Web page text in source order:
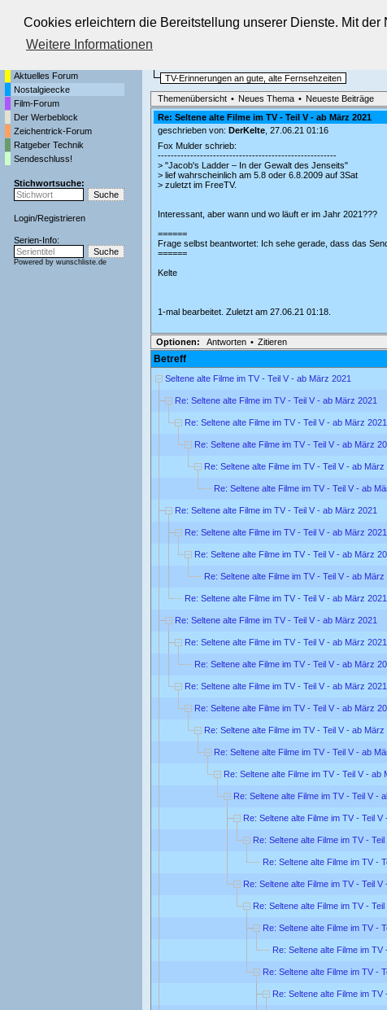
Cookies erleichtern die Bereitstellung unserer Dienste. Mit
Weitere Informationen
Die Fernseh-Diskussionsforen von
Aktuelles Forum
Nostalgieecke
Film-Forum
Der Werbeblock
Zeichentrick-Forum
Ratgeber Technik
Sendeschluss!
Stichwortsuche:
Login/Registrieren
Serien-Info:
Powered by wunschliste.de
TV-Erinnerungen an gute, alte Fernsehzeiten
Themenübersicht • Neues Thema • Neueste Beiträge
Re: Seltene alte Filme im TV - Teil V - ab März 2021
geschrieben von: DerKelte, 27.06.21 01:16
Fox Mulder schrieb:
-------------------------------------------------------
> "Jacob's Ladder – In der Gewalt des Jenseits"
> lief wahrscheinlich am 5.8 oder 6.8.2009 auf 3Sat
> zuletzt im FreeTV.
Interessant, aber wann und wo läuft er im Jahr 2021???
======
Frage selbst beantwortet: Ich sehe gerade, dass das
======
Kelte
1-mal bearbeitet. Zuletzt am 27.06.21 01:18.
Optionen: Antworten • Zitieren
Betreff
Seltene alte Filme im TV - Teil V - ab März 2021
Re: Seltene alte Filme im TV - Teil V - ab März 2021
Re: Seltene alte Filme im TV - Teil V - ab März 2021
Re: Seltene alte Filme im TV - Teil V - ab März
Re: Seltene alte Filme im TV - Teil V - ab März
Re: Seltene alte Filme im TV - Teil V - ab
Re: Seltene alte Filme im TV - Teil V - ab März 2021
Re: Seltene alte Filme im TV - Teil V - ab März 2021
Re: Seltene alte Filme im TV - Teil V - ab März
Re: Seltene alte Filme im TV - Teil V - ab März
Re: Seltene alte Filme im TV - Teil V - ab März 2021
Re: Seltene alte Filme im TV - Teil V - ab März 2021
Re: Seltene alte Filme im TV - Teil V - ab März 2021
Re: Seltene alte Filme im TV - Teil V - ab März
Re: Seltene alte Filme im TV - Teil V - ab März 2021
Re: Seltene alte Filme im TV - Teil V - ab März
Re: Seltene alte Filme im TV - Teil V - ab März
Re: Seltene alte Filme im TV - Teil V - ab
Re: Seltene alte Filme im TV - Teil V - ab
Re: Seltene alte Filme im TV - Teil V -
Re: Seltene alte Filme im TV - Teil
Re: Seltene alte Filme im TV -
Re: Seltene alte Filme im TV -
Re: Seltene alte Filme im TV - Teil
Re: Seltene alte Filme im TV -
Re: Seltene alte Filme im TV -
Re: Seltene alte Filme im
Re: Seltene alte Filme im TV -
Re: Seltene alte Filme im